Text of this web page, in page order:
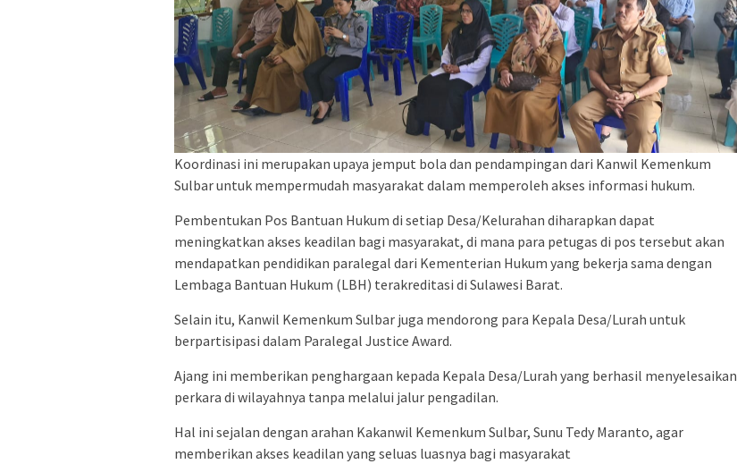
Koordinasi ini merupakan upaya jemput bola dan pendampingan dari Kanwil Kemenkum
Sulbar untuk mempermudah masyarakat dalam memperoleh akses informasi hukum.
Pembentukan Pos Bantuan Hukum di setiap Desa/Kelurahan diharapkan dapat
meningkatkan akses keadilan bagi masyarakat, di mana para petugas di pos tersebut akan
mendapatkan pendidikan paralegal dari Kementerian Hukum yang bekerja sama dengan
Lembaga Bantuan Hukum (LBH) terakreditasi di Sulawesi Barat.
Selain itu, Kanwil Kemenkum Sulbar juga mendorong para Kepala Desa/Lurah untuk
berpartisipasi dalam Paralegal Justice Award.
Ajang ini memberikan penghargaan kepada Kepala Desa/Lurah yang berhasil menyelesaikan
perkara di wilayahnya tanpa melalui jalur pengadilan.
Hal ini sejalan dengan arahan Kakanwil Kemenkum Sulbar, Sunu Tedy Maranto, agar
memberikan akses keadilan yang seluas luasnya bagi masyarakat